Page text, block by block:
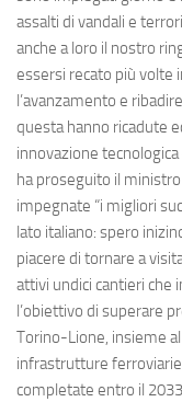
assalti di vandali e
anche a loro il nostro
essersi recato più volte
l’avanzamento e
questa hanno ricadute
innovazione
ha proseguito il
impegnate “i migliori
lato italiano: spero
piacere di tornare a
attivi undici cantieri che
l’obiettivo di superare
Torino-Lione, insieme
infrastrutture
completate entro il